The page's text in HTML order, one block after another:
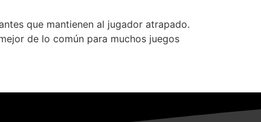
que mantienen al jugador atrapado.
de lo común para muchos juegos